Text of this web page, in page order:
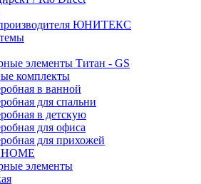
ЮНИТЕКС
элементы Титан - GS
комплекты
в ванной
для спальни
в детскую
для офиса
для прихожей
элементы